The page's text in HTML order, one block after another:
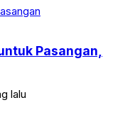
Pasangan,
lalu